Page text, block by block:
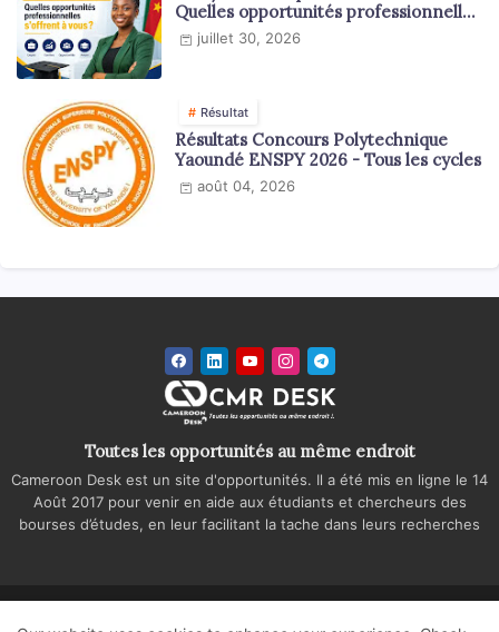
Quelles opportunités professionnelles
s'offrent à vous ?
juillet 30, 2026
Résultat
Résultats Concours Polytechnique
Yaoundé ENSPY 2026 - Tous les cycles
août 04, 2026
Toutes les opportunités au même endroit
Cameroon Desk est un site d'opportunités. Il a été mis en ligne le 14
Août 2017 pour venir en aide aux étudiants et chercheurs des
bourses d’études, en leur facilitant la tache dans leurs recherches